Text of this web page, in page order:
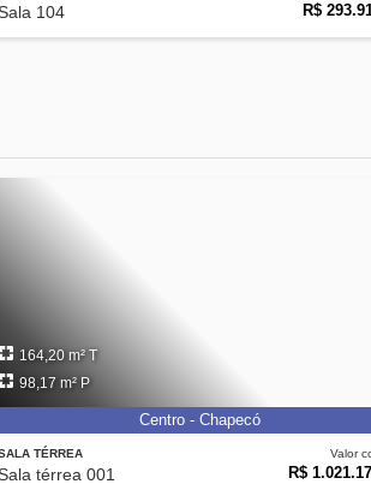
104 R$
TÉRREA
térrea 001
Valor
R$
164,20 m² T
98,17 m² P
Centro - Chapecó